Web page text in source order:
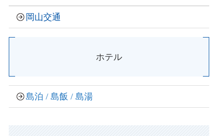
岡山交通
ホテル
島泊 / 島飯 / 島湯